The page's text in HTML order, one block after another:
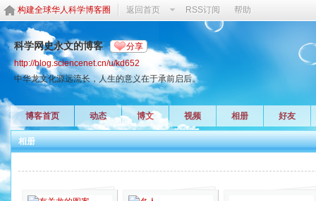
构建全球华人科学博客圈 返回首页 RSS订阅 帮助
科学网史永文的博客 分享
http://blog.sciencenet.cn/u/kd652
中华龙文化源远流长，人生的意义在于承前启后。
博客首页 动态 博文 视频 相册 好友
相册